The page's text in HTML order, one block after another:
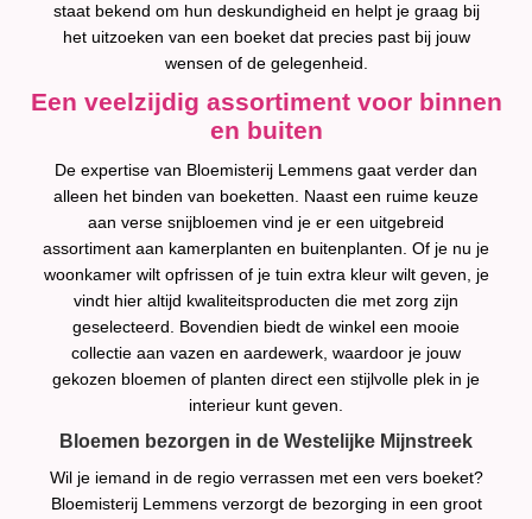
staat bekend om hun deskundigheid en helpt je graag bij
het uitzoeken van een boeket dat precies past bij jouw
wensen of de gelegenheid.
Een veelzijdig assortiment voor binnen
en buiten
De expertise van Bloemisterij Lemmens gaat verder dan
alleen het binden van boeketten. Naast een ruime keuze
aan verse snijbloemen vind je er een uitgebreid
assortiment aan kamerplanten en buitenplanten. Of je nu je
woonkamer wilt opfrissen of je tuin extra kleur wilt geven, je
vindt hier altijd kwaliteitsproducten die met zorg zijn
geselecteerd. Bovendien biedt de winkel een mooie
collectie aan vazen en aardewerk, waardoor je jouw
gekozen bloemen of planten direct een stijlvolle plek in je
interieur kunt geven.
Bloemen bezorgen in de Westelijke Mijnstreek
Wil je iemand in de regio verrassen met een vers boeket?
Bloemisterij Lemmens verzorgt de bezorging in een groot